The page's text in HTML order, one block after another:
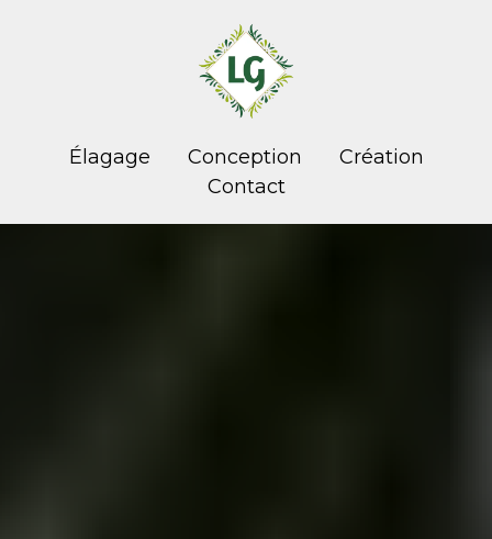
Élagage Conception
Création
Contact